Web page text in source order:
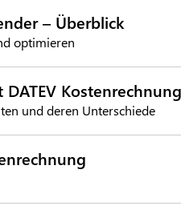
– Überblick
optimieren
Kostenrechnung
und deren Unterschiede